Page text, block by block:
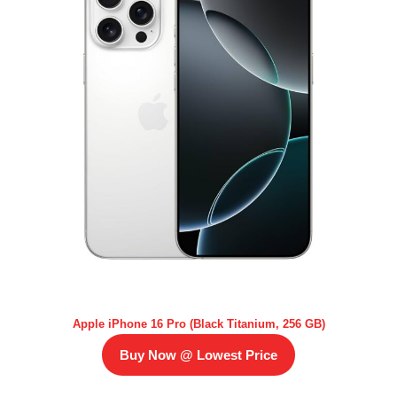
Apple iPhone 16 Pro (Black Titanium, 256 GB)
Buy Now @ Lowest Price